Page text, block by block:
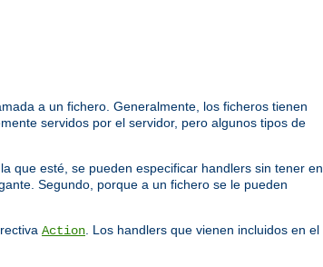
a un fichero. Generalmente, los ficheros tienen
servidos por el servidor, pero algunos tipos de
que esté, se pueden especificar handlers sin tener en
Segundo, porque a un fichero se le pueden
Action . Los handlers que vienen incluidos en el